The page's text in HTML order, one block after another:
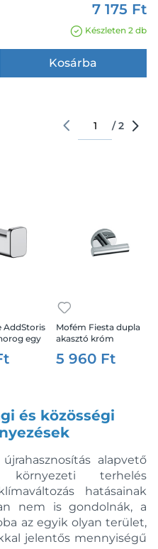
7 175 Ft
Készleten 2 db
Kosárba
arrow /2 arrow
AddStoris
egy
Mofém Fiesta dupla
akasztó króm
5 960 Ft
és közösségi
alapvető
terhelés
hatásainak
nem is gondolnák, a
az egyik olyan terület,
jelentős mennyiségű